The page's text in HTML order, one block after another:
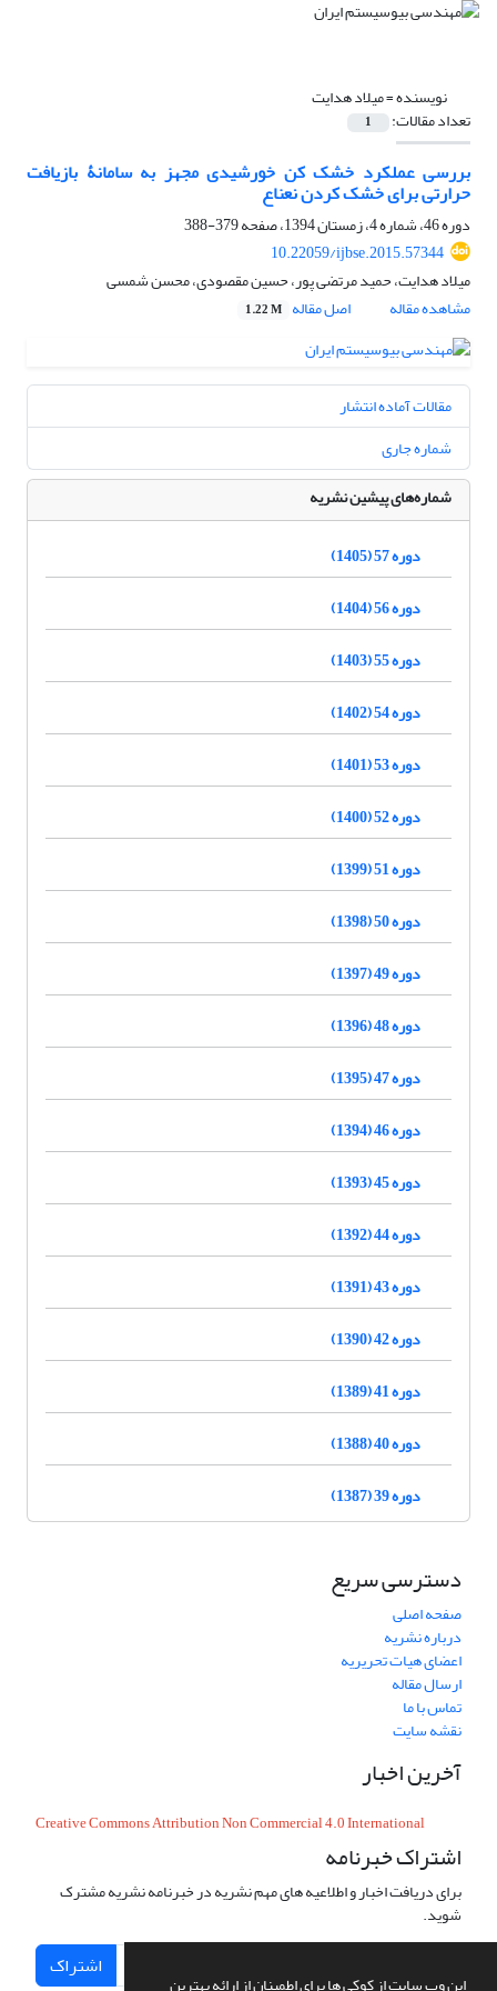
این وب سایت از کوکی ها برای اطمینان از ارائه بهترین
نویسنده =میلاد هدایت
تعداد مقالات: 1
بررسی عملکرد خشک کن خورشیدی مجهز به سامانۀ بازیافت
حرارتی برای خشک کردن نعناع
دوره 46، شماره 4، زمستان 1394، صفحه
379-388
10.22059/ijbse.2015.57344
میلاد هدایت، حمید مرتضی پور، حسین مقصودی، محسن شمسی
مشاهده مقاله
اصل مقاله 1.22 M
مقالات آماده انتشار
شماره جاری
شماره‌های پیشین نشریه
دوره 57 (1405)
دوره 56 (1404)
دوره 55 (1403)
دوره 54 (1402)
دوره 53 (1401)
دوره 52 (1400)
دوره 51 (1399)
دوره 50 (1398)
دوره 49 (1397)
دوره 48 (1396)
دوره 47 (1395)
دوره 46 (1394)
دوره 45 (1393)
دوره 44 (1392)
دوره 43 (1391)
دوره 42 (1390)
دوره 41 (1389)
دوره 40 (1388)
دوره 39 (1387)
دسترسی سریع
صفحه اصلی
درباره نشریه
اعضای هیات تحریریه
ارسال مقاله
تماس با ما
نقشه سایت
آخرین اخبار
Creative Commons Attribution Non Commercial 4.0 International
اشتراک خبرنامه
برای دریافت اخبار و اطلاعیه های مهم نشریه در خبرنامه نشریه مشترک
شوید.
اشتراک